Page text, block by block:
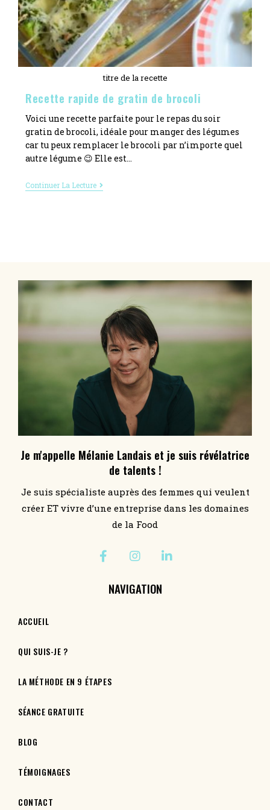
titre de la recette
Recette rapide de gratin de brocoli
Voici une recette parfaite pour le repas du soir
gratin de brocoli, idéale pour manger des légumes
car tu peux remplacer le brocoli par n’importe quel
autre légume 😉 Elle est…
Continuer La Lecture
Je m'appelle Mélanie Landais et je suis révélatrice
de talents !
Je suis spécialiste auprès des femmes qui veulent
créer ET vivre d’une entreprise dans les domaines
de la Food
NAVIGATION
ACCUEIL
QUI SUIS-JE ?
LA MÉTHODE EN 9 ÉTAPES
SÉANCE GRATUITE
BLOG
TÉMOIGNAGES
CONTACT